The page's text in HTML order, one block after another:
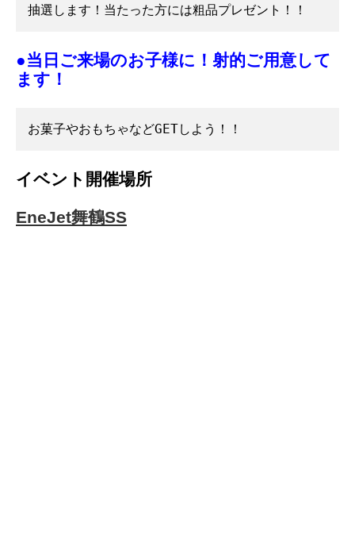
抽選します！当たった方には粗品プレゼント！！
●当日ご来場のお子様に！射的ご用意して
ます！
お菓子やおもちゃなどGETしよう！！
イベント開催場所
EneJet舞鶴SS